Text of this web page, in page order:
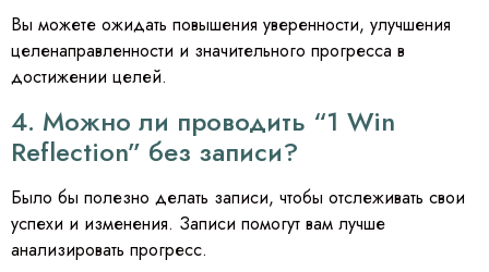
Вы можете ожидать повышения уверенности, улучшения
целенаправленности и значительного прогресса в
достижении целей.
4. Можно ли проводить “1 Win
Reflection” без записи?
Было бы полезно делать записи, чтобы отслеживать свои
успехи и изменения. Записи помогут вам лучше
анализировать прогресс.